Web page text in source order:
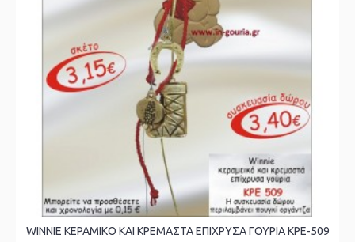
WINNIE ΚΕΡΑΜΙΚΟ ΚΑΙ ΚΡΕΜΑΣΤΑ ΕΠΙΧΡΥΣΑ ΓΟΥΡΙΑ ΚΡΕ-509